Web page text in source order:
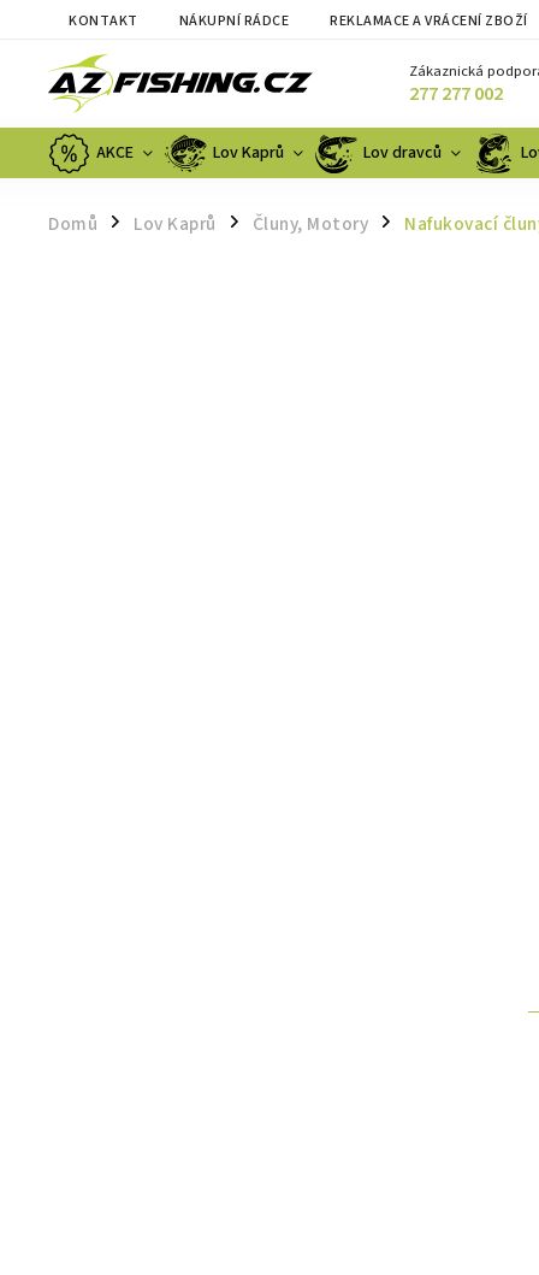
KONTAKT NÁKUPNÍ RÁDCE REKLAMACE A VRÁCENÍ ZBOŽÍ
Zákaznická
277 277 002
AKCE Lov Kaprů Lov dravců
Domů / Lov Kaprů / Čluny, Motory / Nafukovací